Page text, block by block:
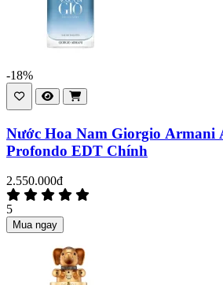
-18%
Nước Hoa Nam Giorgio Armani
Profondo EDT Chính
2.550.000đ
5
Mua ngay